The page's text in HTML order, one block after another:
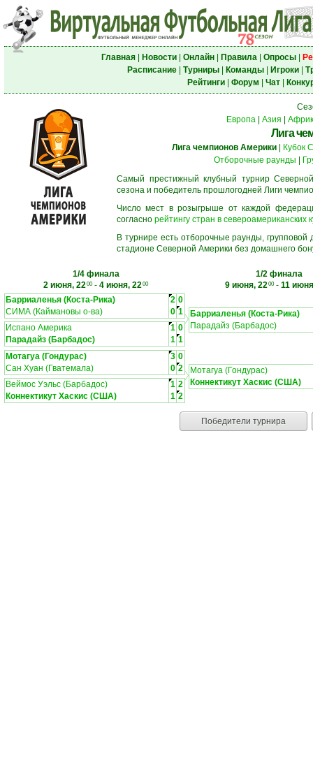
Главная| Новости| Онлайн| Правила| Опросы|
Расписание| Турниры| Команды| Игроки|
Рейтинги| Форум Чат|
Европа| Азия
Лига
Лига чемпионов Америки
Кубок
Отборочные раунды
Самый престижный клубный турнир
сезона и победитель прошлогодней Лиги
Число мест в розыгрыше от каждой
согласно рейтингу стран в североамериканских
В турнире есть отборочные раунды,
стадионе Северной Америки без домашнего
1/4 финала
2 июня, 2200- 4 июня, 2200
1/2 финала
9 июня, 2200- 11
Барриаленья (Коста-Рика)
2 0
СИМА (Каймановы о-ва)
0 1
Испано Америка
1 0
Парадайз (Барбадос)
1 1
Барриаленья (Коста-Рика)
Парадайз (Барбадос)
Мотагуа (Гондурас) 3 0
Сан Хуан (Гватемала)
0 2
Веймос Уэльс (Барбадос)
1 2
Коннектикут Хаскис (США)
1 2
Мотагуа (Гондурас)
Коннектикут Хаскис (США)
Победители турнира